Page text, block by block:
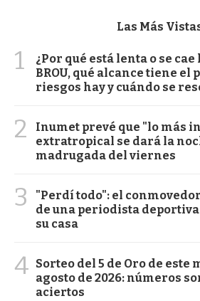
Las Más
1
¿Por qué está lenta o se
BROU, qué alcance tiene el
riesgos hay y cuándo se
2
Inumet prevé que "lo más
extratropical se dará la
madrugada del viernes
3
"Perdí todo": el
de una periodista
su casa
4 Sorteo del 5 de Oro de este
agosto de 2026: números
aciertos